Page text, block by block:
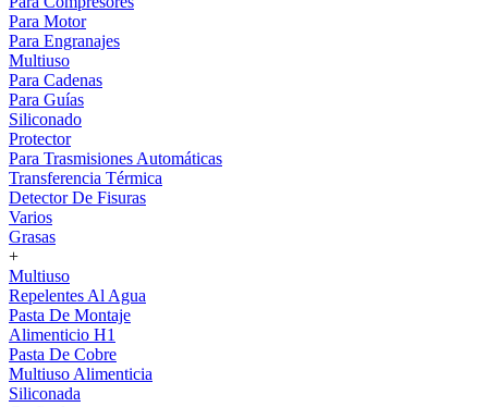
Para Motor
Para Engranajes
Multiuso
Para Cadenas
Para Guías
Siliconado
Protector
Para Trasmisiones Automáticas
Transferencia Térmica
Detector De Fisuras
Varios
Grasas
+
Multiuso
Repelentes Al Agua
Pasta De Montaje
Alimenticio H1
Pasta De Cobre
Multiuso Alimenticia
Siliconada